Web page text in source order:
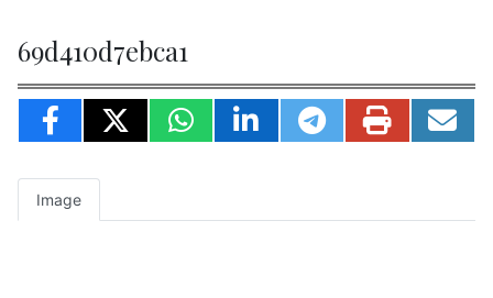
69d410d7ebca1
Image